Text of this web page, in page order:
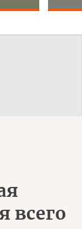
всего